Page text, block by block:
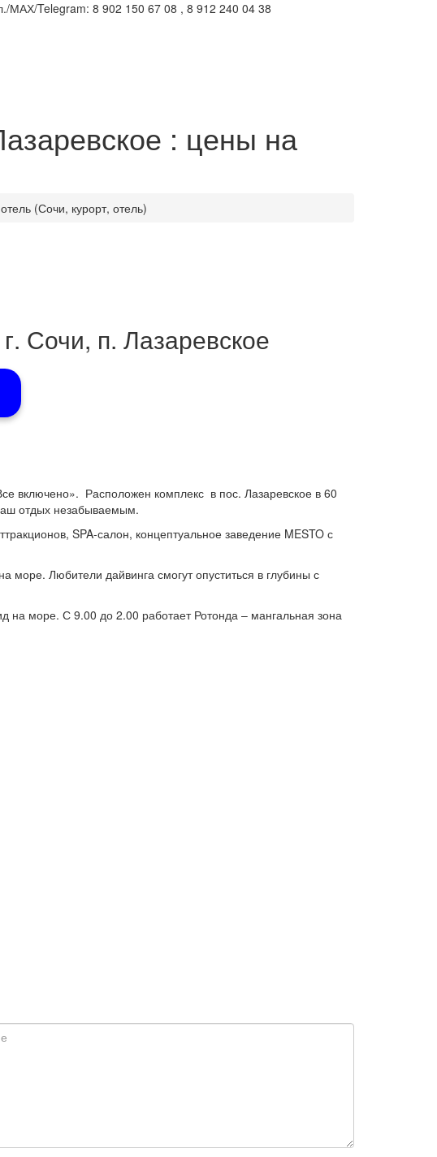
МАХ/Telegram: 8 902 150 67 08 , 8 912 240 04 38
: цены на
(Сочи, курорт, отель)
Сочи, п. Лазаревское
включено». Расположен комплекс в пос. Лазаревское в 60
отдых незабываемым.
SPA-салон, концептуальное заведение MESTO с
Любители дайвинга смогут опуститься в глубины с
море. С 9.00 до 2.00 работает Ротонда – мангальная зона